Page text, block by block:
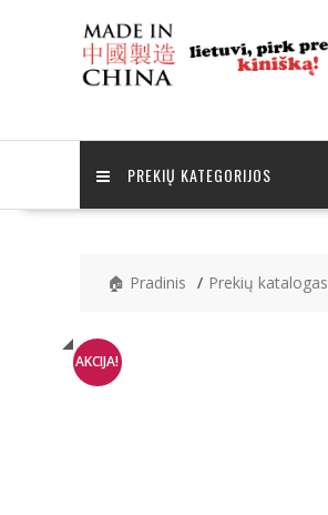
PREKIŲ KATEGORIJOS
🏠 Pradinis Prekių katalogas
AKCIJA!